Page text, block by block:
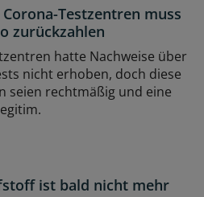
Testzentren muss
zurückzahlen
hatte Nachweise über
nicht erhoben, doch diese
seien rechtmäßig und eine
ist bald nicht mehr